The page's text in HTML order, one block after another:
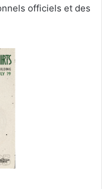
officiels et des